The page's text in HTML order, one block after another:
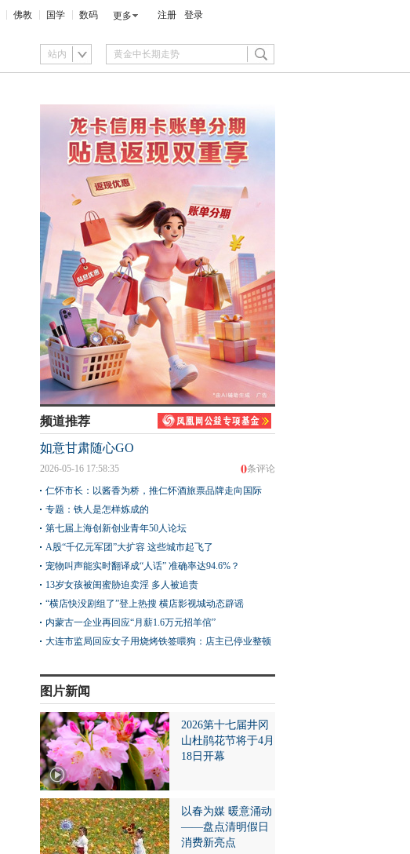
佛教 国学 数码 更多 注册 登录
站内
频道推荐
如意甘肃随心GO
0条评论
2026-05-16 17:58:35
仁怀市长：以酱香为桥，推仁怀酒旅票品牌走向国际
专题：铁人是怎样炼成的
第七届上海创新创业青年50人论坛
A股“千亿元军团”大扩容 这些城市起飞了
宠物叫声能实时翻译成“人话” 准确率达94.6%？
13岁女孩被闺蜜胁迫卖淫 多人被追责
“横店快没剧组了”登上热搜 横店影视城动态辟谣
内蒙古一企业再回应“月薪1.6万元招羊倌”
大连市监局回应女子用烧烤铁签喂狗：店主已停业整顿
图片新闻
2026第十七届井冈
山杜鹃花节将于4月
18日开幕
以春为媒 暖意涌动
——盘点清明假日
消费新亮点